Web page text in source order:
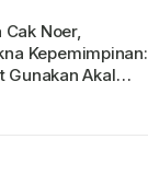
Noer,
Kepemimpinan:
Gunakan Akal